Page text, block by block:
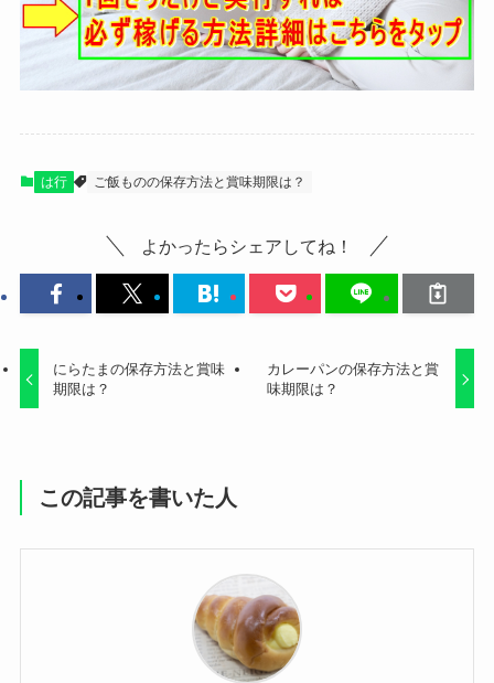
は行 ご飯ものの保存方法と賞味期限は？
よかったらシェアしてね！
にらたまの保存方法と賞味
期限は？
カレーパンの保存方法と賞
味期限は？
この記事を書いた人